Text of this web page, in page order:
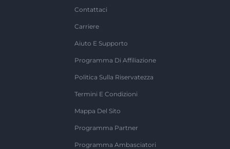
Contattaci
Carriere
Aiuto E Supporto
Programma Di Affiliazione
Politica Sulla Riservatezza
Termini E Condizioni
Mappa Del Sito
Programma Partner
Programma Ambasciatori